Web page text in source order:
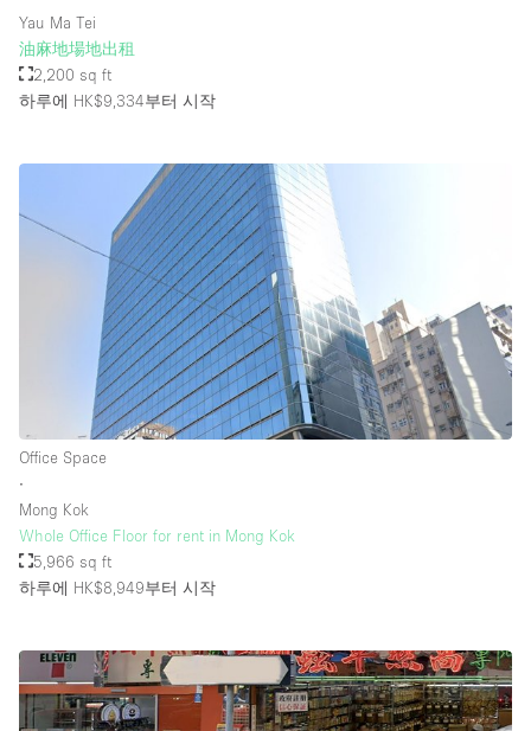
Yau Ma Tei
油麻地場地出租
2,200 sq ft
하루에 HK$9,334부터 시작
Office Space
∙
Mong Kok
Whole Office Floor for rent in Mong Kok
5,966 sq ft
하루에 HK$8,949부터 시작